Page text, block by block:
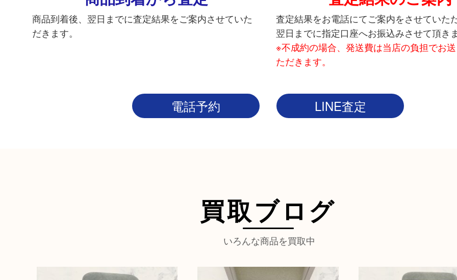
商品到着後、翌日までに査定結果をご案内させていた
だきます。
査定結果をお電話にてご案内をさせていた
翌日までに指定口座へお振込みさせて頂き
※不成約の場合、発送費は当店の負担でお
ただきます。
電話予約 LINE査定
買取ブログ
いろんな商品を買取中